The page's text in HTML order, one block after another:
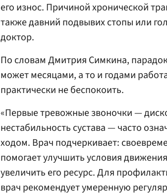
его износ. Причиной хронической
также давний подвывих стопы или
доктор.
По словам Дмитрия Симкина,
может месяцами, а то и годами
практически не беспокоить.
«Первые тревожные звоночки —
нестабильность сустава — часто
ходом. Врач подчеркивает:
помогает улучшить условия
увеличить его ресурс. Для
врач рекомендует умеренную